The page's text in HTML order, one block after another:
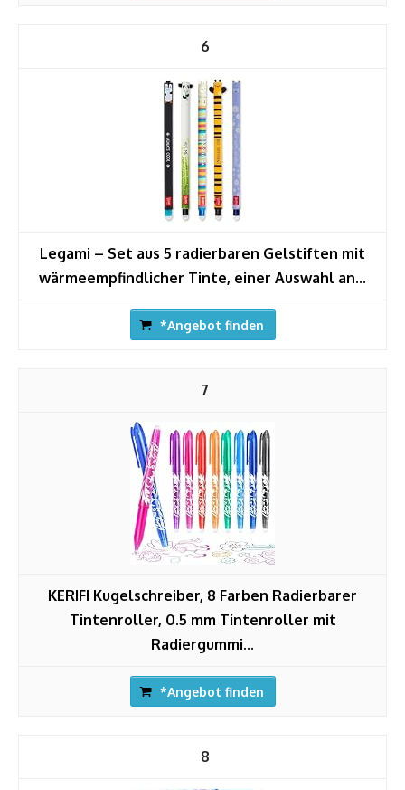
6
Legami – Set aus 5 radierbaren Gelstiften mit
wärmeempfindlicher Tinte, einer Auswahl an...
*Angebot finden
7
KERIFI Kugelschreiber, 8 Farben Radierbarer
Tintenroller, 0.5 mm Tintenroller mit
Radiergummi...
*Angebot finden
8